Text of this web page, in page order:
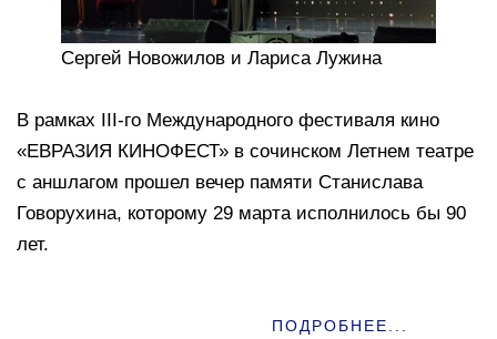
Сергей Новожилов и Лариса Лужина
В рамках III-го Международного фестиваля кино
«ЕВРАЗИЯ КИНОФЕСТ» в сочинском Летнем театре
с аншлагом прошел вечер памяти Станислава
Говорухина, которому 29 марта исполнилось бы 90
лет.
ПОДРОБНЕЕ...